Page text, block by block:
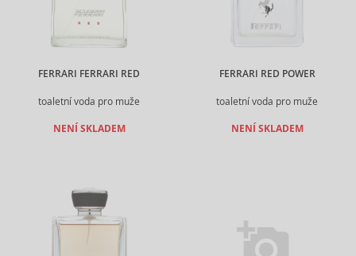
FERRARI FERRARI RED
toaletní voda pro muže
NENÍ SKLADEM
FERRARI RED POWER
toaletní voda pro muže
NENÍ SKLADEM